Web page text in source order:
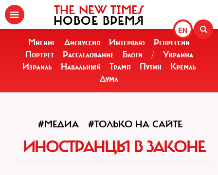
EN
THE NEW TIMES
НОВОЕ ВРЕМЯ
Мнение Дискуссия Интервью
Репрессии
Портрет
Расследование Блоги /
Украина
Израиль
Навальный Трамп Путин
Кремль
Дума
#МЕДИА #ТОЛЬКО НА САЙТЕ
ИНОСТРАНЦЫ В ЗАКОНЕ